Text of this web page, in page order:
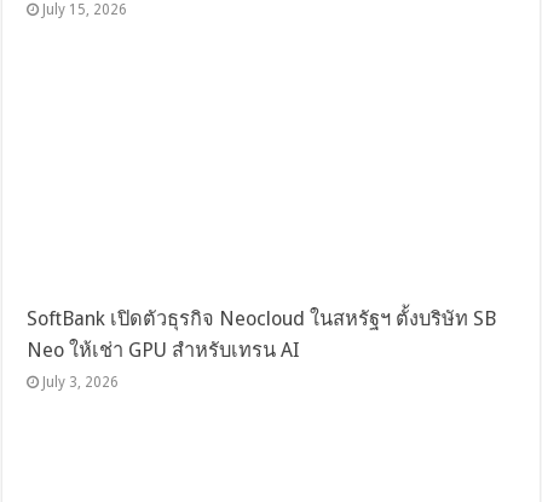
July 15, 2026
SoftBank เปิดตัวธุรกิจ Neocloud ในสหรัฐฯ ตั้งบริษัท SB
Neo ให้เช่า GPU สำหรับเทรน AI
July 3, 2026